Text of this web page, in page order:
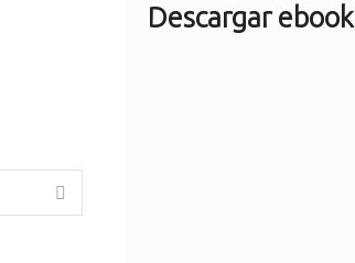
Descargar ebook